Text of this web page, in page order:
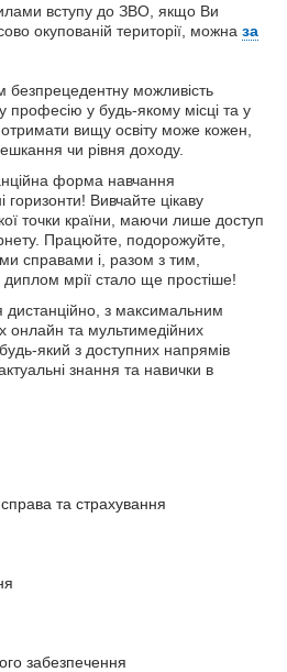
вступу до ЗВО, якщо Ви
окупованій території, можна за
можливість
професію у будь-якому місці та у
вищу освіту може кожен,
чи рівня доходу.
форма навчання
горизонти! Вивчайте цікаву
точки країни, маючи лише доступ
Працюйте, подорожуйте,
справами і, разом з тим,
мрії стало ще простіше!
дистанційно, з максимальним
онлайн та мультимедійних
який з доступних напрямів
знання та навички в
та страхування
забезпечення